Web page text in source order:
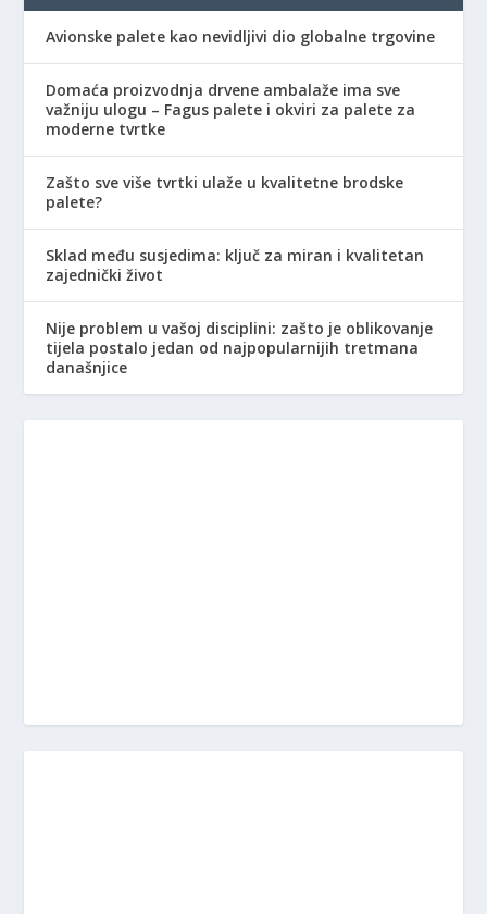
Avionske palete kao nevidljivi dio globalne trgovine
Domaća proizvodnja drvene ambalaže ima sve
važniju ulogu – Fagus palete i okviri za palete za
moderne tvrtke
Zašto sve više tvrtki ulaže u kvalitetne brodske
palete?
Sklad među susjedima: ključ za miran i kvalitetan
zajednički život
Nije problem u vašoj disciplini: zašto je oblikovanje
tijela postalo jedan od najpopularnijih tretmana
današnjice